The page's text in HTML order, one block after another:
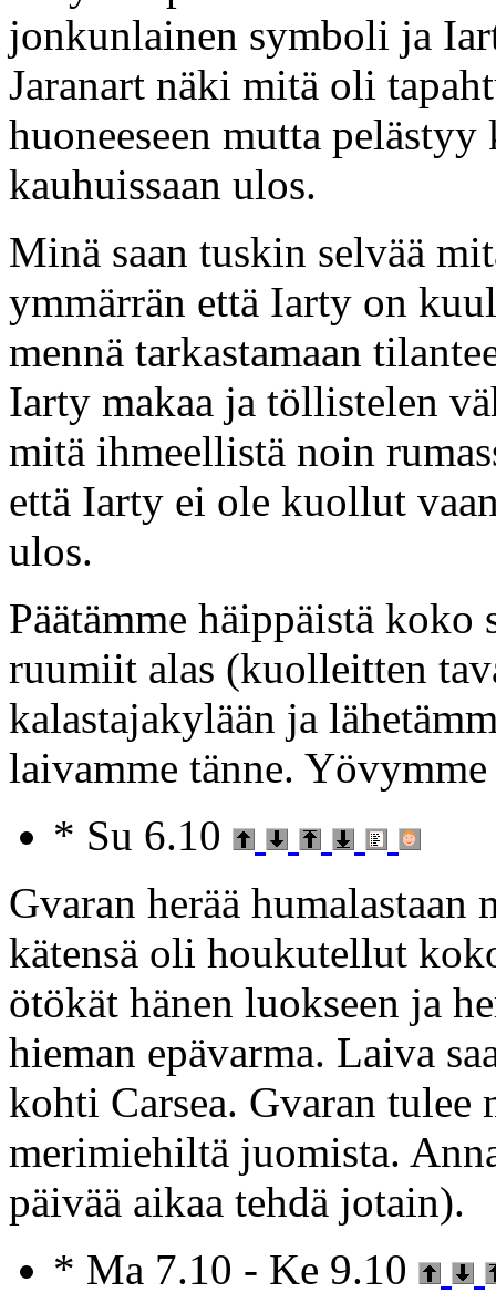
jonkunlainen symboli ja
Jaranart näki mitä oli
huoneeseen mutta
kauhuissaan ulos.
Minä saan tuskin selvää
ymmärrän että Iarty on
mennä tarkastamaan
Iarty makaa ja töllistelen
mitä ihmeellistä noin
että Iarty ei ole kuollut
ulos.
Päätämme häippäistä koko
ruumiit alas (kuolleitten
kalastajakylään ja
laivamme tänne. Yövymme
* Su 6.10
Gvaran herää humalastaan
kätensä oli houkutellut
ötökät hänen luokseen ja
hieman epävarma. Laiva
kohti Carsea. Gvaran tulee
merimiehiltä juomista.
päivää aikaa tehdä jotain).
* Ma 7.10 - Ke 9.10